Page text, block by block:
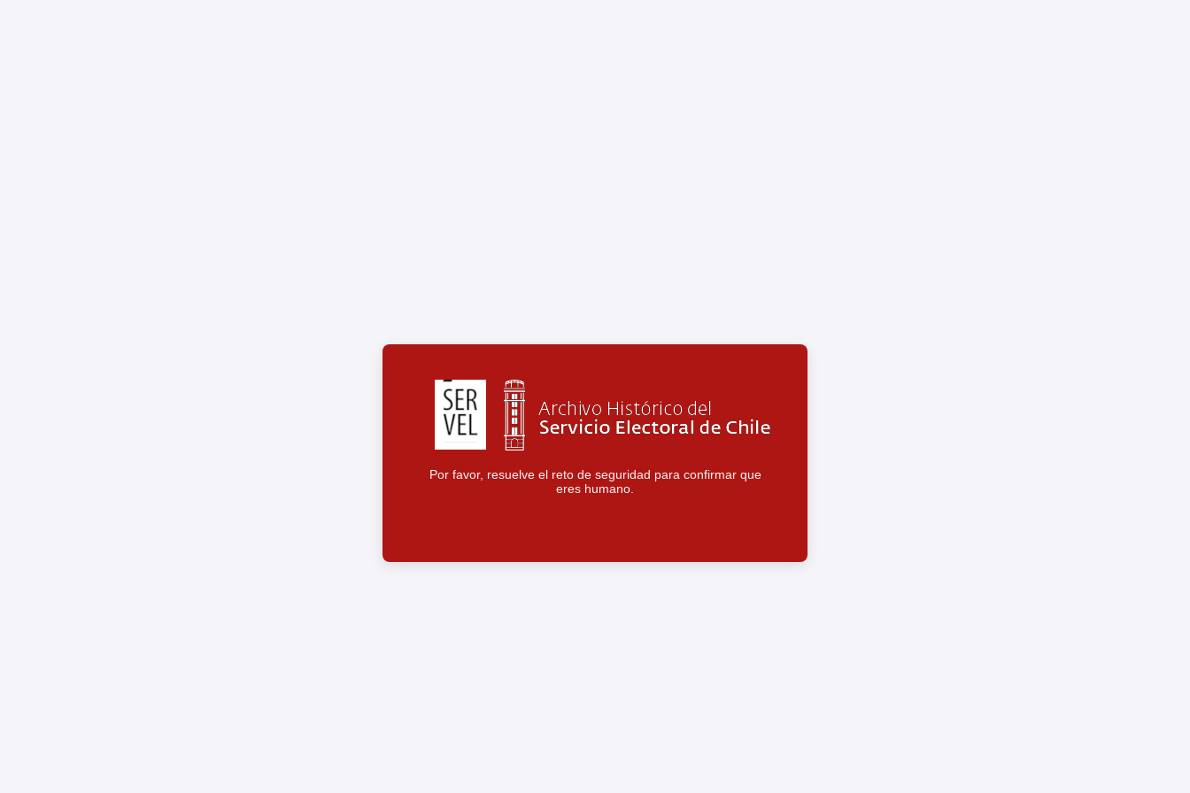
Por favor, resuelve el reto de seguridad para confirmar que
eres humano.